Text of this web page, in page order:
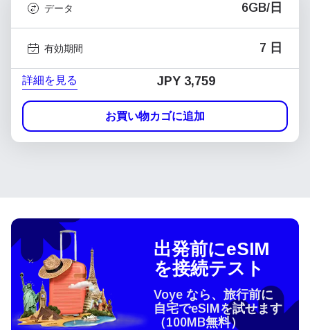
データ 6GB/日
有効期間 7 日
詳細を見る JPY 3,759
お買い物カゴに追加
出発前にeSIM
を接続テスト
Voye なら、旅行前に
自宅でeSIMを試せます
（100MB無料）